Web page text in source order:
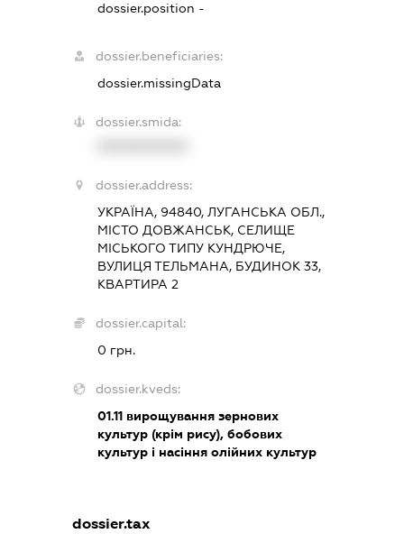
dossier.position -
dossier.beneficiaries:
dossier.missingData
dossier.smida:
dossier.address:
УКРАЇНА, 94840, ЛУГАНСЬКА ОБЛ.,
МІСТО ДОВЖАНСЬК, СЕЛИЩЕ
МІСЬКОГО ТИПУ КУНДРЮЧЕ,
ВУЛИЦЯ ТЕЛЬМАНА, БУДИНОК 33,
КВАРТИРА 2
dossier.capital:
0 грн.
dossier.kveds:
01.11 вирощування зернових
культур (крім рису), бобових
культур і насіння олійних культур
dossier.tax